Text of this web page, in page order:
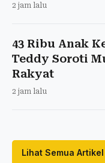
2 jam lalu
43 Ribu Anak
Teddy Soroti
Rakyat
2 jam lalu
Lihat Semua Artikel